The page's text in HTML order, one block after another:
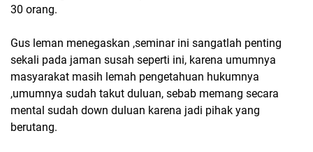
30 orang.
Gus leman menegaskan ,seminar ini sangatlah penting
sekali pada jaman susah seperti ini, karena umumnya
masyarakat masih lemah pengetahuan hukumnya
,umumnya sudah takut duluan, sebab memang secara
mental sudah down duluan karena jadi pihak yang
berutang.